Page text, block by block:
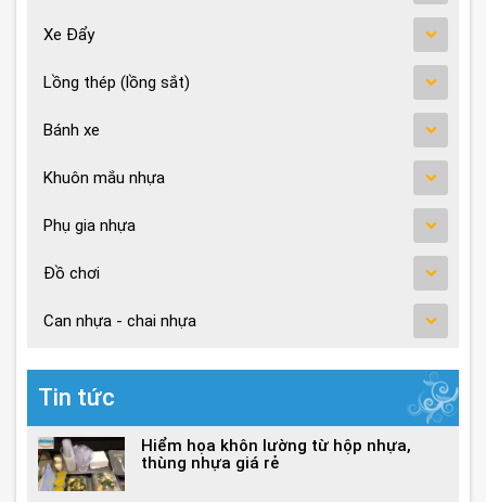
Xe Đẩy
Lồng thép (lồng sắt)
Bánh xe
Khuôn mắu nhựa
Phụ gia nhựa
Đồ chơi
Can nhựa - chai nhựa
Tin tức
Hiểm họa khôn lường từ hộp nhựa,
thùng nhựa giá rẻ